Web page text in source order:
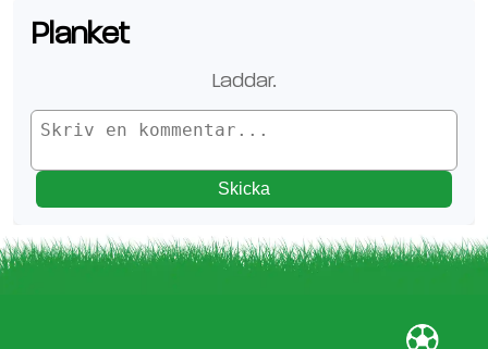
Planket
Laddar.
Skicka